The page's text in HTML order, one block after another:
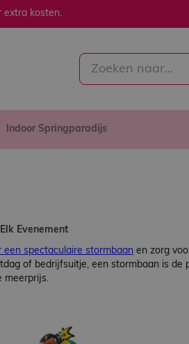
extra kosten.
Indoor Springparadijs
Evenement
een spectaculaire stormbaan en zorg
of bedrijfsuitje, een stormbaan is de
meerprijs.